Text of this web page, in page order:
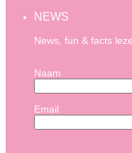
NEWS
News, fun & facts
Naam
Email